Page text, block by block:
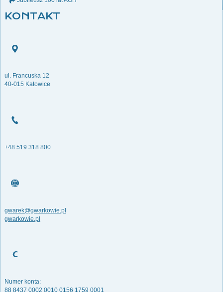
KONTAKT
ul. Francuska 12
40-015 Katowice
+48 519 318 800
gwarek@gwarkowie.pl
gwarkowie.pl
Numer konta:
88 8437 0002 0010 0156 1759 0001